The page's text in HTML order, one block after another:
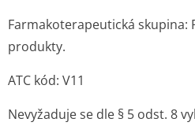
Farmakoterapeutická skupina:
produkty.
ATC kód: V11
Nevyžaduje se dle § 5 odst. 8